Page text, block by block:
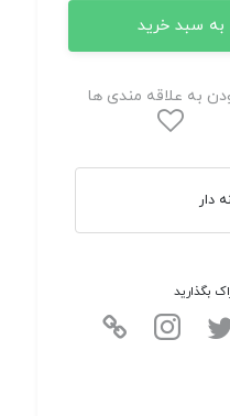
به سبد خرید
به علاقه مندی ها
دار
بگذارید